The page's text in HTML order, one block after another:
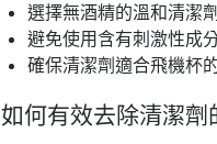
選擇無酒精的溫和清潔
避免使用含有刺激性成
確保清潔劑適合飛機杯
如何有效去除清潔劑